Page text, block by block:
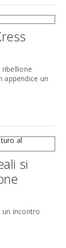
appendice un
si
incontro